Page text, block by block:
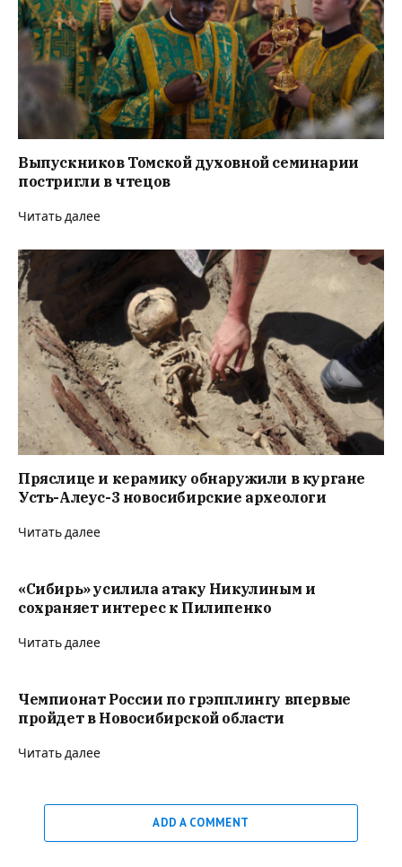
Выпускников Томской духовной семинарии
постригли в чтецов
Читать далее
Пряслице и керамику обнаружили в кургане
Усть-Алеус-3 новосибирские археологи
Читать далее
«Сибирь» усилила атаку Никулиным и
сохраняет интерес к Пилипенко
Читать далее
Чемпионат России по грэпплингу впервые
пройдет в Новосибирской области
Читать далее
ADD A COMMENT